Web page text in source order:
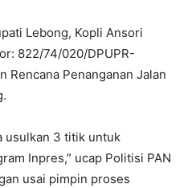
Lebong, Kopli Ansori
822/74/020/DPUPR-
Rencana Penanganan Jalan
usulkan 3 titik untuk
Inpres,” ucap Politisi PAN
usai pimpin proses